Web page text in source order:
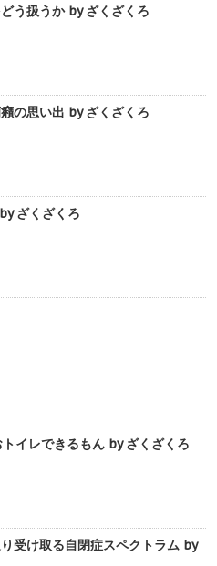
う扱うか by ざくざくろ
の思い出 by ざくざくろ
ざくざくろ
イレできるもん by ざくざくろ
受け取る自閉症スペクトラム by